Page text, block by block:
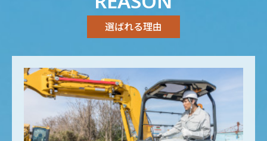
選ばれる理由